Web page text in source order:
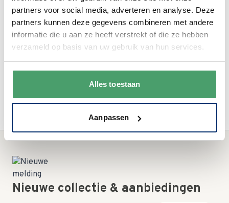
partners voor social media, adverteren en analyse. Deze
partners kunnen deze gegevens combineren met andere
informatie die u aan ze heeft verstrekt of die ze hebben
verzameld op basis van uw gebruik van hun services.
Alles toestaan
Aanpassen
Bezoek onze winkel in
Leerdam
Voor meer inspiratie en persoonlijk advies
Contact en bezoekadres
Nieuwe collectie & aanbiedingen